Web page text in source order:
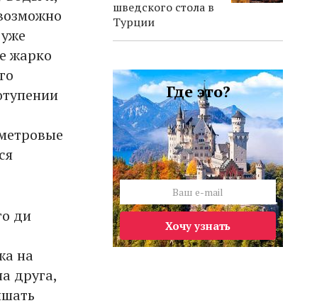
жарко
ди
на
друга,
шведского стола в
Турции
Где это?
Хочу узнать